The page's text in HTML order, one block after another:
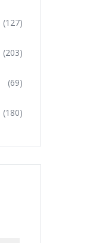
(127)
(203)
(69)
(180)